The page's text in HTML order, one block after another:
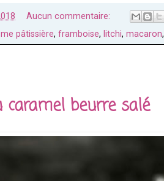
Aucun commentaire:
pâtissière, framboise, litchi, macaron,
caramel beurre salé